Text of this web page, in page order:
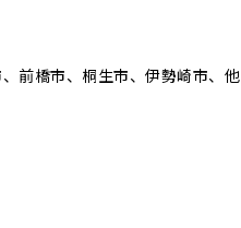
前橋市、桐生市、伊勢崎市、他